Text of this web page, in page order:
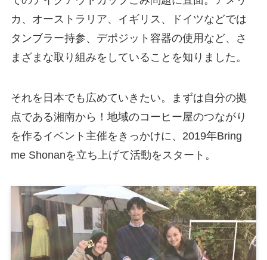
カ、オーストラリア、イギリス、ドイツなどでは
タンブラー持参、デポジット容器の使用など、さ
まざまな取り組みをしていることを知りました。
それを日本でも広めていきたい。まずは自分の拠
点である湘南から！地域のコーヒー屋のつながり
を作るイベント主催をきっかけに、2019年Bring
me Shonanを立ち上げて活動をスタート。